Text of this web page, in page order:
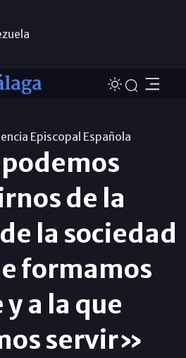
Episcopal Española
de la
la sociedad
formamos
a la que
servir»